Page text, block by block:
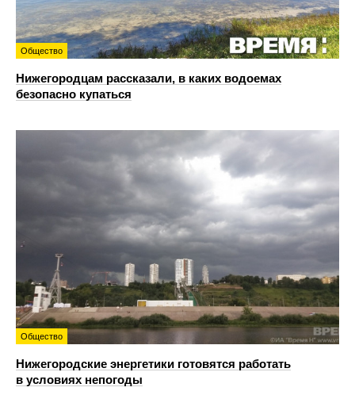
Общество
Нижегородцам рассказали, в каких водоемах
безопасно купаться
Общество
Нижегородские энергетики готовятся работать
в условиях непогоды